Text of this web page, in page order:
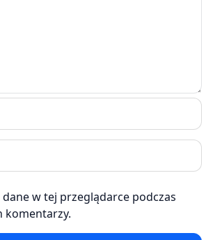
w tej przeglądarce podczas
komentarzy.